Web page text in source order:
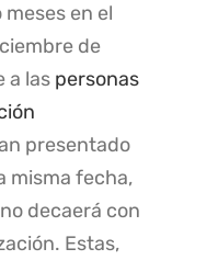
en el
de
a las personas
presentado
misma fecha,
decaerá con
Estas,